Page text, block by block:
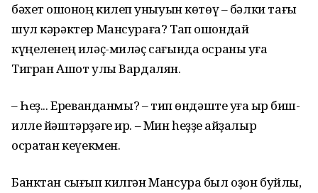
бәхет ҡошоноң килеп ҡуныуын көтөү – бәлки тағы
шул кәрәктер Мансураға? Тап ошондай
күңеленең иләҫ-миләҫ сағында осраны уға
Тигран Ашот улы Вардалян.
– Һеҙ... Ереванданмы? – тип өндәште уға ҡырҡ биш-
илле йәштәрҙәге ир. – Мин һеҙҙе ҡайҙалыр
осратҡан кеүекмен.
Банктан сығып килгән Мансура был оҙон буйлы,